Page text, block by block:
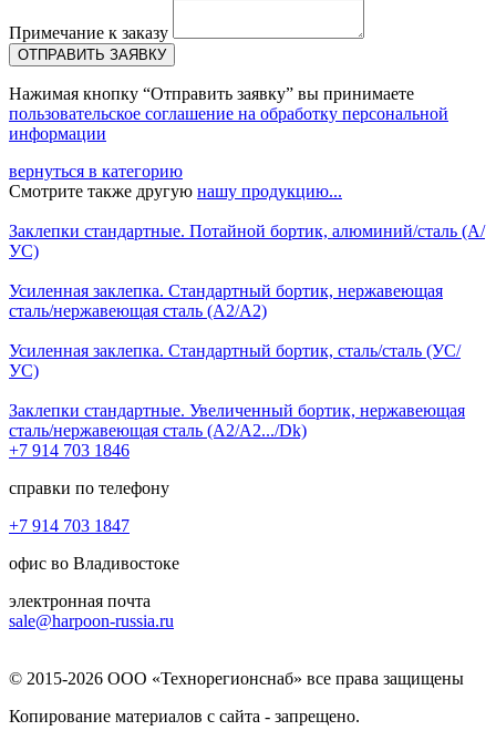
Примечание к заказу
ОТПРАВИТЬ ЗАЯВКУ
Нажимая кнопку “Отправить заявку” вы принимаете
пользовательское соглашение на обработку персональной
информации
вернуться в категорию
Смотрите также другую нашу продукцию...
Заклепки стандартные. Потайной бортик, алюминий/сталь (А/
УС)
Усиленная заклепка. Стандартный бортик, нержавеющая
сталь/нержавеющая сталь (А2/А2)
Усиленная заклепка. Стандартный бортик, сталь/сталь (УС/
УС)
Заклепки стандартные. Увеличенный бортик, нержавеющая
сталь/нержавеющая сталь (А2/А2.../Dk)
+7 914 703 1846
справки по телефону
+7 914 703 1847
офис во Владивостоке
электронная почта
sale@harpoon-russia.ru
© 2015-2026 ООО «Технорегионснаб» все права защищены
Копирование материалов с сайта - запрещено.